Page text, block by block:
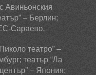
Авиньонския
– Берлин;
Сараево.
театро” –
театър “Ла
– Япония;